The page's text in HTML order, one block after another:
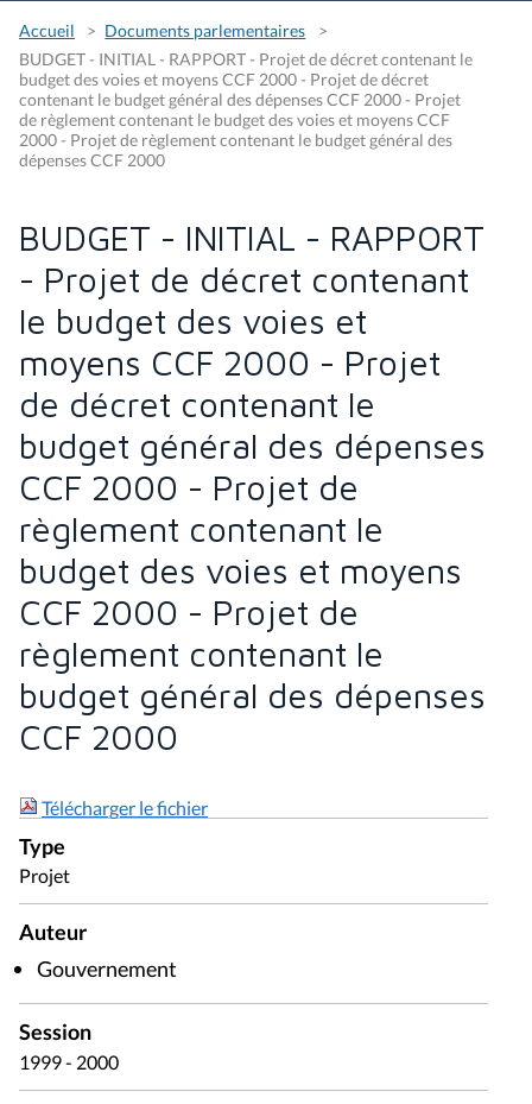
Accueil
Documents parlementaires
BUDGET - INITIAL - RAPPORT - Projet de décret contenant le
budget des voies et moyens CCF 2000 - Projet de décret
contenant le budget général des dépenses CCF 2000 - Projet
de règlement contenant le budget des voies et moyens CCF
2000 - Projet de règlement contenant le budget général des
dépenses CCF 2000
BUDGET - INITIAL - RAPPORT
- Projet de décret contenant
le budget des voies et
moyens CCF 2000 - Projet
de décret contenant le
budget général des dépenses
CCF 2000 - Projet de
règlement contenant le
budget des voies et moyens
CCF 2000 - Projet de
règlement contenant le
budget général des dépenses
CCF 2000
Télécharger le fichier
Type
Projet
Auteur
Gouvernement
Session
1999 - 2000